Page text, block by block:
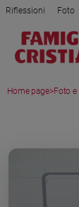
Attualità
Cronaca
Economia
Riflessioni Foto
Privacy Policy
Registrati
Home page>Foto e